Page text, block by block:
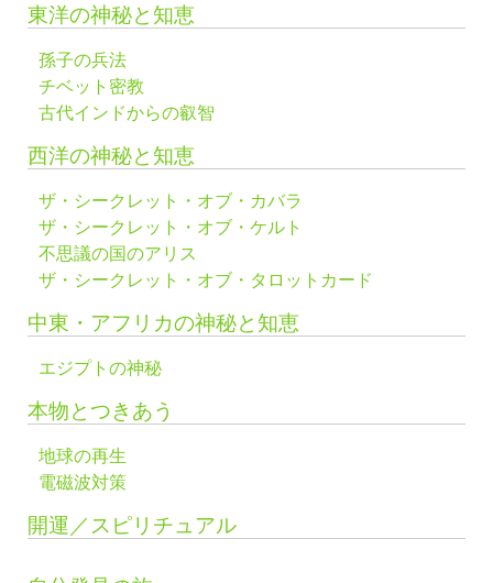
東洋の神秘と知恵
孫子の兵法
チベット密教
古代インドからの叡智
西洋の神秘と知恵
ザ・シークレット・オブ・カバラ
ザ・シークレット・オブ・ケルト
不思議の国のアリス
ザ・シークレット・オブ・タロットカード
中東・アフリカの神秘と知恵
エジプトの神秘
本物とつきあう
地球の再生
電磁波対策
開運／スピリチュアル